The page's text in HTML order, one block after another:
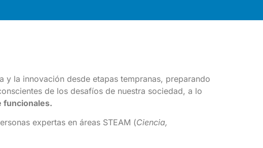
y la innovación desde etapas tempranas, preparando
de los desafíos de nuestra sociedad, a lo
funcionales.
expertas en áreas STEAM (Ciencia,